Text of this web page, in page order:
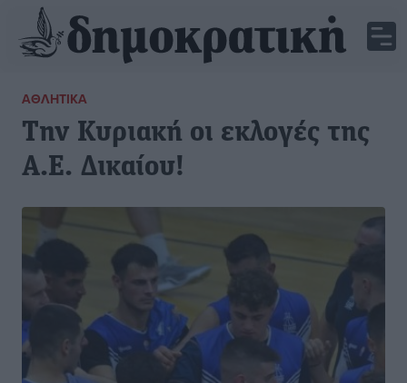
ΑΘΛΗΤΙΚΆ
Την Κυριακή οι εκλογές της
Α.Ε. Δικαίου!